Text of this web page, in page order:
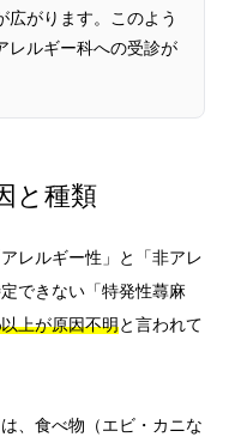
広がります。このよう
レルギー科への受診が
と種類
レルギー性」と「非アレ
できない「特発性蕁麻
上が原因不明と言われて
、食べ物（エビ・カニな